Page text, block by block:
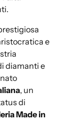
e
diamanti e
, un
di
Made in